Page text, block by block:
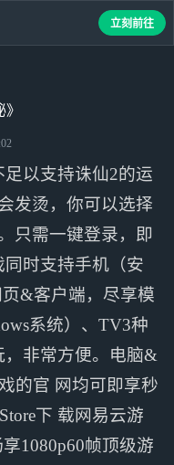
以支持诛仙2的运
发烫，你可以选择
只需一键登录，即
时支持手机（安
&客户端，尽享模
系统）、TV3种
非常方便。电脑&
的官 网均可即享秒
下 载网易云游
1080p60帧顶级游
立刻前往